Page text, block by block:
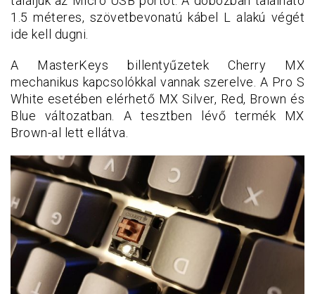
1.5 méteres, szövetbevonatú kábel L alakú végét
ide kell dugni.
A MasterKeys billentyűzetek Cherry MX
mechanikus kapcsolókkal vannak szerelve. A Pro S
White esetében elérhető MX Silver, Red, Brown és
Blue változatban. A tesztben lévő termék MX
Brown-al lett ellátva.